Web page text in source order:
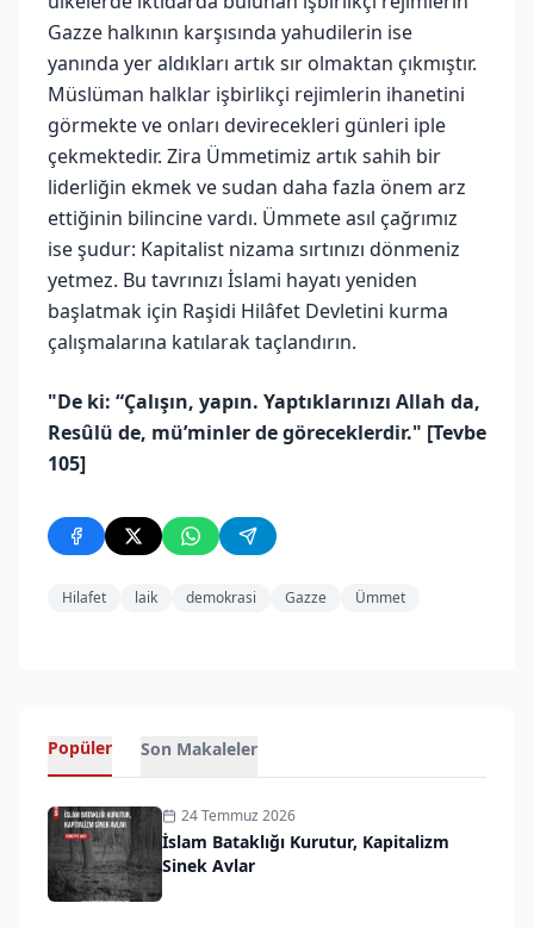
Gazze halkının karşısında yahudilerin ise
yanında yer aldıkları artık sır olmaktan çıkmıştır.
Müslüman halklar işbirlikçi rejimlerin ihanetini
görmekte ve onları devirecekleri günleri iple
çekmektedir. Zira Ümmetimiz artık sahih bir
liderliğin ekmek ve sudan daha fazla önem arz
ettiğinin bilincine vardı. Ümmete asıl çağrımız
ise şudur: Kapitalist nizama sırtınızı dönmeniz
yetmez. Bu tavrınızı İslami hayatı yeniden
başlatmak için Raşidi Hilâfet Devletini kurma
çalışmalarına katılarak taçlandırın.
"De ki: “Çalışın, yapın. Yaptıklarınızı Allah da,
Resûlü de, mü’minler de göreceklerdir." [Tevbe
105]
Hilafet laik demokrasi Gazze Ümmet
Popüler Son Makaleler
24 Temmuz 2026
İslam Bataklığı Kurutur, Kapitalizm
Sinek Avlar